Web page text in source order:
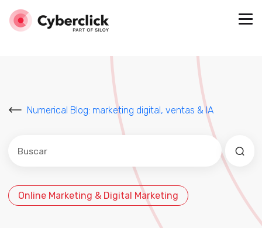
Numerical Blog: marketing digital, ventas & IA
Este es un campo de búsqueda con una función de
No hay sugerencias porque el campo de
Online Marketing & Digital Marketing